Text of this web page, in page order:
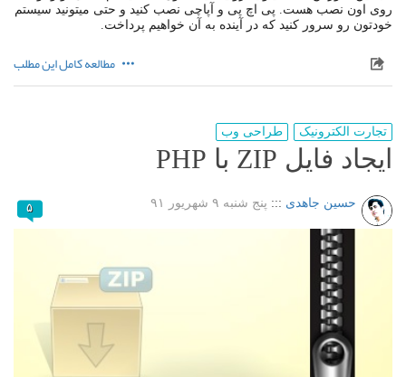
روی اون نصب هست. پی اچ پی و آپاچی نصب کنید و حتی میتونید سیستم
خودتون رو سرور کنید که در آینده به آن خواهیم پرداخت.
مطالعه کامل این مطلب
تجارت الکترونیک طراحی وب
ایجاد فایل ZIP با PHP
حسین جاهدی ::: پنج شنبه ۹ شهریور ۹۱ ۵